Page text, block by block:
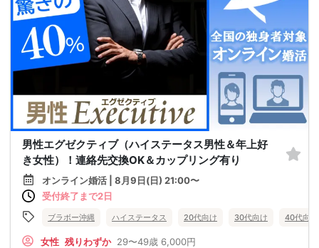
男性エグゼクティブ（ハイステータス男性＆年上好
き女性）！連絡先交換OK＆カップリング有り
オンライン婚活 | 8月9日(日) 21:00〜
受付終了まで2日
ブラボー沖縄 ハイステータス 20代向け 30代向け 40代向け
女性 残りわずか 29〜49歳 6,000円